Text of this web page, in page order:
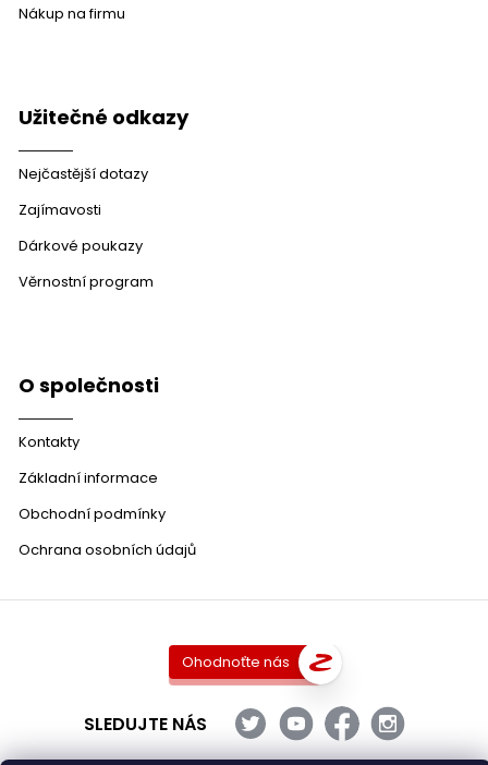
Nákup na firmu
Užitečné odkazy
Nejčastější dotazy
Zajímavosti
Dárkové poukazy
Věrnostní program
O společnosti
Kontakty
Základní informace
Obchodní podmínky
Ochrana osobních údajů
Ohodnoťte nás
SLEDUJTE NÁS